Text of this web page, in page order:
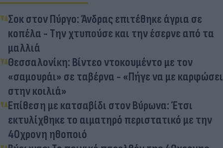
Σοκ στον Πύργο: Άνδρας επιτέθηκε άγρια σε
κοπέλα - Την χτυπούσε και την έσερνε από τα
μαλλιά
Θεσσαλονίκη: Βίντεο ντοκουμέντο με τον
«σαμουράι» σε ταβέρνα - «Πήγε να με καρφώσει
στην κοιλιά»
Επίθεση με κατσαβίδι στον Βύρωνα: Έτσι
εκτυλίχθηκε το αιματηρό περιστατικό με την
40χρονη ηθοποιό